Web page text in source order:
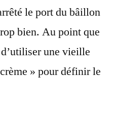
le port du bâillon
bien. Au point que
une vieille
» pour définir le